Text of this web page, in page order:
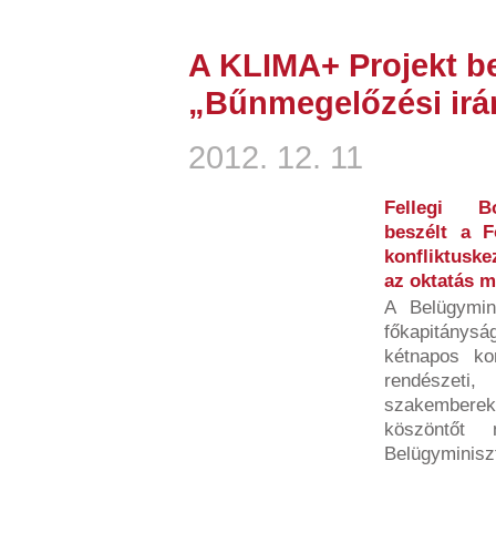
A KLIMA+ Projekt
„Bűnmegelőzési
2012. 12. 11
Fellegi
beszélt a
az oktatás
A
kétnapos